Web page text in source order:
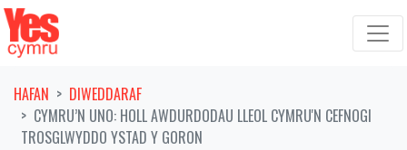
Symud ymlaen o'r llywio
HAFAN
DIWEDDARAF
CYMRU’N UNO: HOLL AWDURDODAU LLEOL CYMRU'N CEFNOGI
TROSGLWYDDO YSTAD Y GORON